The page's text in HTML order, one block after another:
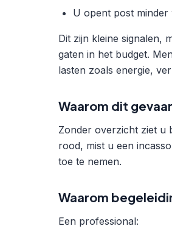
U opent post
Dit zijn kleine signalen,
gaten in het budget.
lasten zoals energie,
Waarom dit
Zonder overzicht ziet u
rood, mist u een
toe te nemen.
Waarom
Een professional: